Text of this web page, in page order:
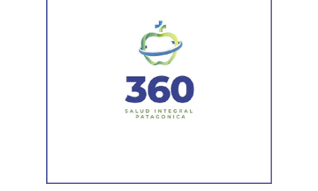
sectores más deteriorados y mejorar las condiciones de